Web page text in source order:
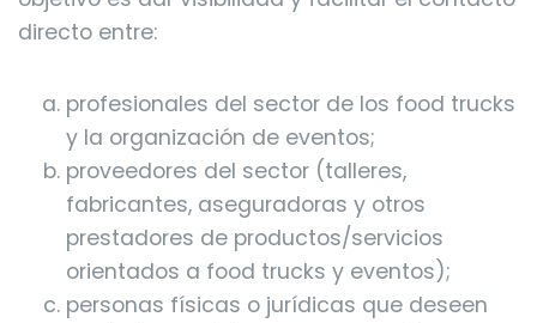
directo entre:
profesionales del sector de los food trucks
y la organización de eventos;
proveedores del sector (talleres,
fabricantes, aseguradoras y otros
prestadores de productos/servicios
orientados a food trucks y eventos);
personas físicas o jurídicas que deseen